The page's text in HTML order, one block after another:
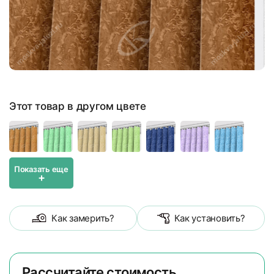
Этот товар в другом цвете
Показать еще
+
Как замерить? Как установить?